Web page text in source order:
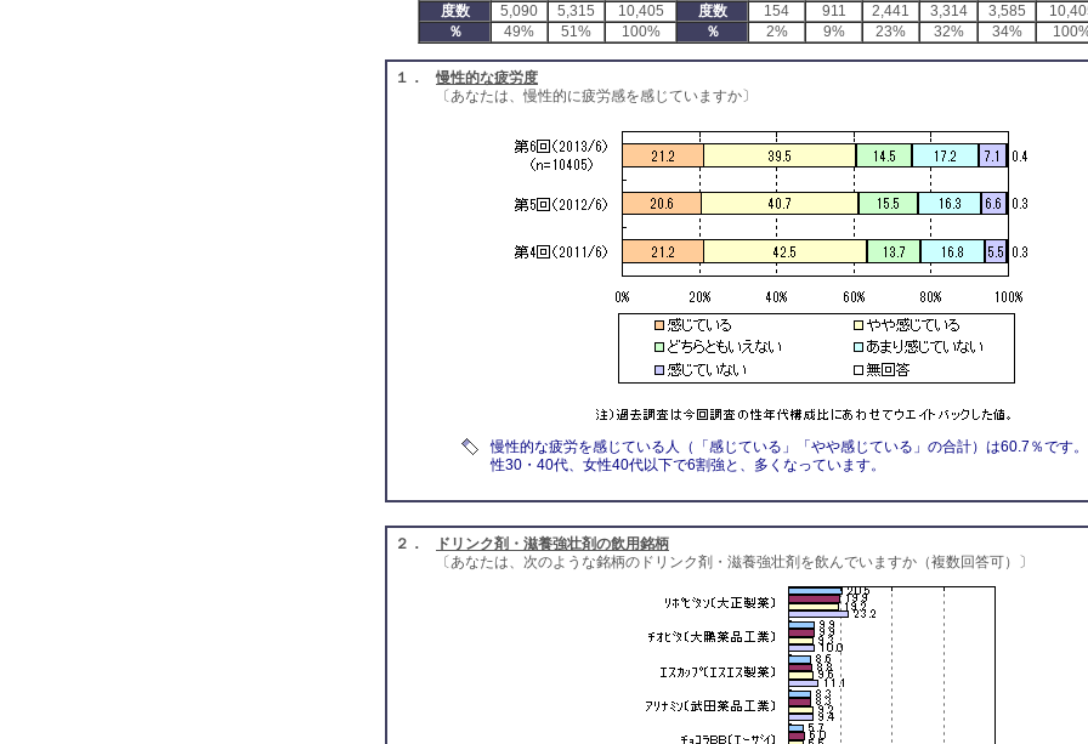
度数
5,090 5,315 10,405 度数 154 911 2,441 3,314 3,585
％
49% 51% 100% ％ 2% 9% 23% 32% 34%
１．
慢性的な疲労度
〔あなたは、慢性的に疲労感を感じていますか〕
慢性的な疲労を感じている人（「感じている」「やや感じている」の合計）は60.7％です
性30・40代、女性40代以下で6割強と、多くなっています。
２．
ドリンク剤・滋養強壮剤の飲用銘柄
〔あなたは、次のような銘柄のドリンク剤・滋養強壮剤を飲んでいますか（複数回答可）〕